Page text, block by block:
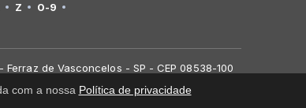
Z 0-9
de Vasconcelos - SP - CEP 08538-100
com a nossa Política de privacidade